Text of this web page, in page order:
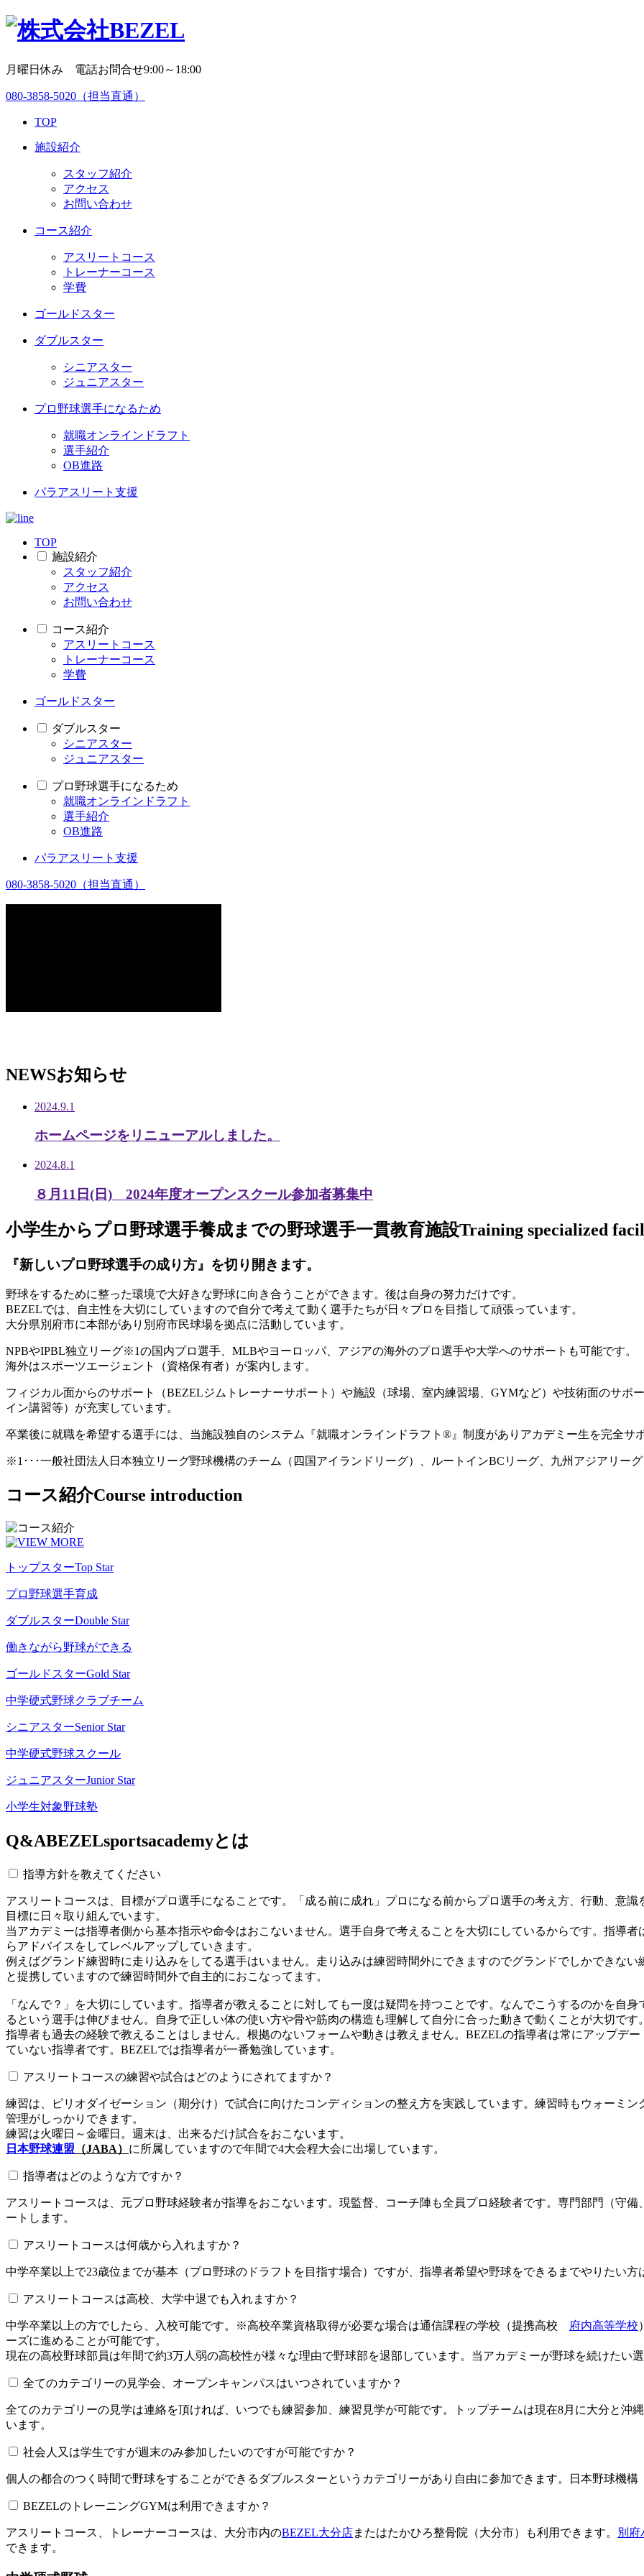
月曜日休み 電話お問合せ9:00～18:00
080-3858-5020 （担当直通）
TOP
施設紹介
スタッフ紹介
アクセス
お問い合わせ
コース紹介
アスリートコース
トレーナーコース
学費
ゴールドスター
ダブルスター
シニアスター
ジュニアスター
プロ野球選手になるため
就職オンラインドラフト
選手紹介
OB進路
パラアスリート支援
TOP
施設紹介
スタッフ紹介
アクセス
お問い合わせ
コース紹介
アスリートコース
トレーナーコース
学費
ゴールドスター
ダブルスター
シニアスター
ジュニアスター
プロ野球選手になるため
就職オンラインドラフト
選手紹介
OB進路
パラアスリート支援
080-3858-5020 （担当直通）
NEWSお知らせ
2024.9.1
ホームページをリニューアルしました。
2024.8.1
８月11日(日) 2024年度オープンスクール参加者募集中
小学生からプロ野球選手養成までの野球選手一貫教育施設Training specialized
『新しいプロ野球選手の成り方』を切り開きます。
野球をするために整った環境で大好きな野球に向き合うことができます。後は自身の努力だけです。
BEZELでは、自主性を大切にしていますので自分で考えて動く選手たちが日々プロを目指して頑張っています。
大分県別府市に本部があり別府市民球場を拠点に活動しています。
NPBやIPBL独立リーグ※1の国内プロ選手、MLBやヨーロッパ、アジアの海外のプロ選手や大学へのサポートも可能です。
海外はスポーツエージェント（資格保有者）が案内します。
フィジカル面からのサポート（BEZELジムトレーナーサポート）や施設（球場、室内練習場、GYMなど）や技術面のサポ
イン講習等）が充実しています。
卒業後に就職を希望する選手には、当施設独自のシステム『就職オンラインドラフト®』制度がありアカデミー生を完全サ
※1･･･一般社団法人日本独立リーグ野球機構のチーム（四国アイランドリーグ）、ルートインBCリーグ、九州アジアリー
コース紹介Course introduction
トップスターTop Star
プロ野球選手育成
ダブルスターDouble Star
働きながら野球ができる
ゴールドスターGold Star
中学硬式野球クラブチーム
シニアスターSenior Star
中学硬式野球スクール
ジュニアスターJunior Star
小学生対象野球塾
Q&ABEZELsportsacademyとは
指導方針を教えてください
アスリートコースは、目標がプロ選手になることです。「成る前に成れ」プロになる前からプロ選手の考え方、行動、意
目標に日々取り組んでいます。
当アカデミーは指導者側から基本指示や命令はおこないません。選手自身で考えることを大切にしているからです。指導
らアドバイスをしてレベルアップしていきます。
例えばグランド練習時に走り込みをしてる選手はいません。走り込みは練習時間外にできますのでグランドでしかできな
と提携していますので練習時間外で自主的におこなってます。
「なんで？」を大切にしています。指導者が教えることに対しても一度は疑問を持つことです。なんでこうするのかを自
るという選手は伸びません。自身で正しい体の使い方や骨や筋肉の構造も理解して自分に合った動きで動くことが大切です
指導者も過去の経験で教えることはしません。根拠のないフォームや動きは教えません。BEZELの指導者は常にアップデ
ていない指導者です。BEZELでは指導者が一番勉強しています。
アスリートコースの練習や試合はどのようにされてますか？
練習は、ピリオダイゼーション（期分け）で試合に向けたコンディションの整え方を実践しています。練習時もウォーミ
管理がしっかりできます。
練習は火曜日～金曜日。週末は、出来るだけ試合をおこないます。
日本野球連盟 （JABA） に所属していますので年間で4大会程大会に出場しています。
指導者はどのような方ですか？
アスリートコースは、元プロ野球経験者が指導をおこないます。現監督、コーチ陣も全員プロ経験者です。専門部門（守
ートします。
アスリートコースは何歳から入れますか？
中学卒業以上で23歳位までが基本（プロ野球のドラフトを目指す場合）ですが、指導者希望や野球をできるまでやりたい方
アスリートコースは高校、大学中退でも入れますか？
中学卒業以上の方でしたら、入校可能です。※高校卒業資格取得が必要な場合は通信課程の学校（提携高校 府内高等学校
ーズに進めることが可能です。
現在の高校野球部員は年間で約3万人弱の高校性が様々な理由で野球部を退部しています。当アカデミーが野球を続けたい
全てのカテゴリーの見学会、オープンキャンパスはいつされていますか？​​​​​
全てのカテゴリーの見学は連絡を頂ければ、いつでも練習参加、練習見学が可能です。トップチームは現在8月に大分と沖
います。
社会人又は学生ですが週末のみ参加したいのですが可能ですか？
個人の都合のつく時間で野球をすることができるダブルスターというカテゴリーがあり自由に参加できます。日本野球機
BEZELのトレーニングGYMは利用できますか？​​​​​
アスリートコース、トレーナーコースは、大分市内のBEZEL大分店またはたかひろ整骨院（大分市）も利用できます。
別府
できます。